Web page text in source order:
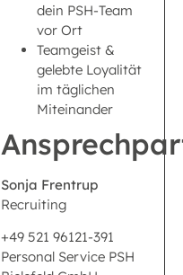
dein PSH-Team
vor Ort
Teamgeist &
gelebte Loyalität
im täglichen
Miteinander
Sonja Frentrup
Recruiting
+49 521 96121-391
Personal Service PSH